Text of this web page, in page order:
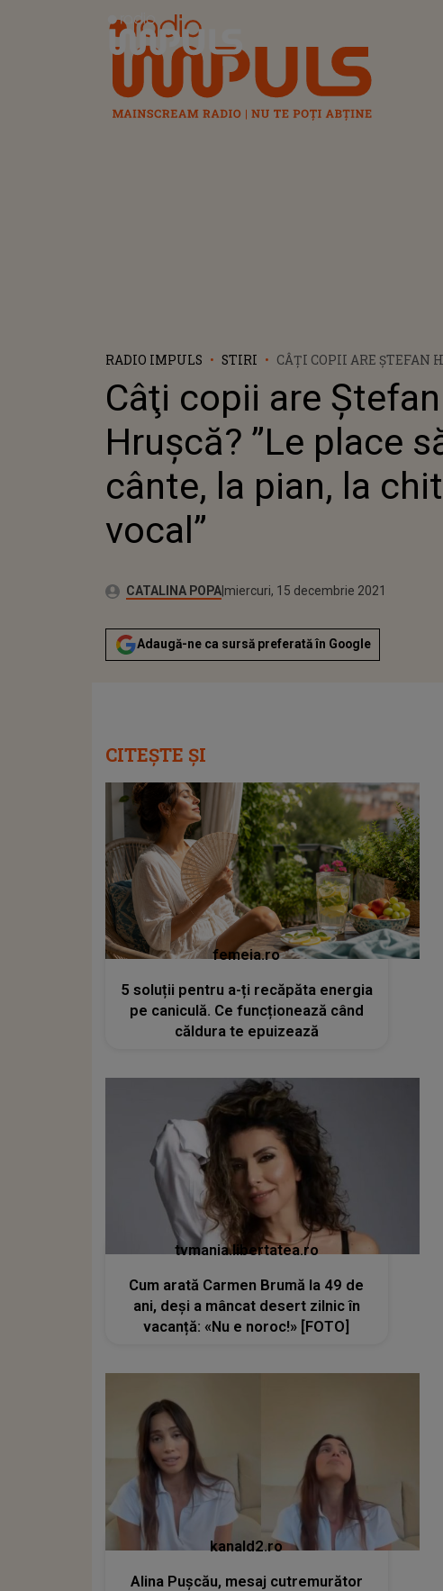
Radio Impuls
RADIO IMPULS STIRI
CÂŢI COPII ARE ŞTEFAN
VOCAL”
Câţi copii are Ştefan
Hruşcă? ”Le place
cânte, la pian, la
vocal”
Autor:CATALINA POPAPublicat:
miercuri, 15 decembrie 2021
Actualizat:
miercuri, 15 decembrie 2021
Adaugă-ne ca sursă preferată în Google
CITEȘTE ȘI
femeia.ro
5 soluții pentru a-ți recăpăta energia
pe caniculă. Ce funcționează când
căldura te epuizează
tvmania.libertatea.ro
Cum arată Carmen Brumă la 49 de
ani, deși a mâncat desert zilnic în
vacanță: «Nu e noroc!» [FOTO]
kanald2.ro
Alina Pușcău, mesaj cutremurător